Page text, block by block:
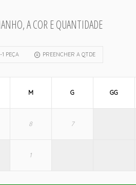
A COR E QUANTIDADE
-1 PEÇA PREENCHER A QTDE
M G GG